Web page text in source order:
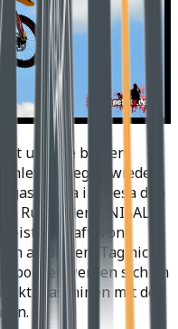
und die besten
fliegen wieder.
Arena in Riesa den
Runde der SINISALO
Von
an diesem Tag nicht
Sportler werden sich im
Maschinen mit den